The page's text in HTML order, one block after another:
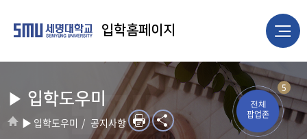
5
전체
팝업존
입학홈페이지
▶ 입학도우미
▶ 입학도우미 공지사항